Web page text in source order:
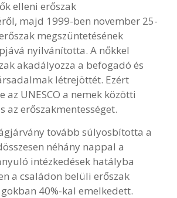
elleni erőszak
majd 1999-ben november 25-
megszüntetésének
nyilvánította. A nőkkel
akadályozza a befogadó és
létrejöttét. Ezért
az UNESCO a nemek közötti
az erőszakmentességet.
tovább súlyosbította a
néhány nappal a
intézkedések hatályba
a családon belüli erőszak
40%-kal emelkedett.